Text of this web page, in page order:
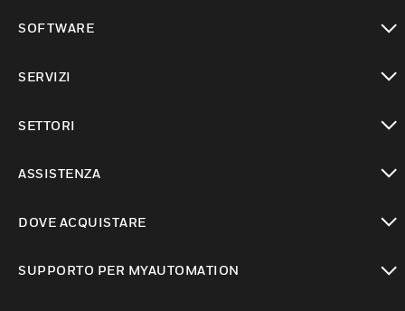
SOFTWARE
SERVIZI
SETTORI
ASSISTENZA
DOVE ACQUISTARE
SUPPORTO PER MYAUTOMATION